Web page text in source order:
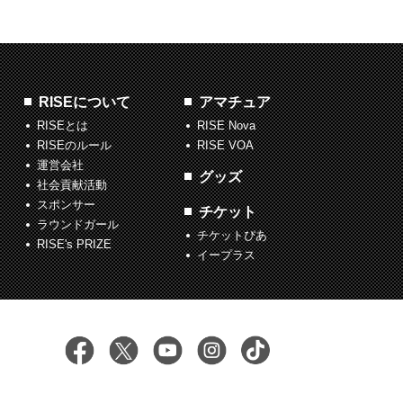
RISEについて
RISEとは
RISEのルール
運営会社
社会貢献活動
スポンサー
ラウンドガール
RISE's PRIZE
アマチュア
RISE Nova
RISE VOA
グッズ
チケット
チケットぴあ
イープラス